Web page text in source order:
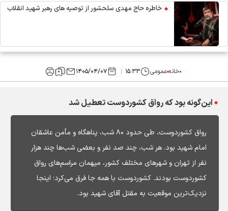
خاطره حاج مهدی سلحشور از توصیه های رهبر شهید انقلاب
خانهعمومی ۱۵:۳۳ ۱۴۰۵/۰۴/۰۷
این‌گونه بود که رواق کشوردوست تعطیل شد
رواق کشوردوست، طی حدود ۸۰ شب، پناهگاه و مأمن عاشقان
امام شهید بود. هر شب، چند صد نفر و بعضی شب‌ها چند هزار
نفر از تهران و شهرهای مختلف کشور، میهمان مراسم‌های رواق
کشوردوست بودند. کشوردوست با همه جا فرق می‌کرد؛ اینجا
نزدیک‌ترین موقعیت به مقتل آقای شهید بود.